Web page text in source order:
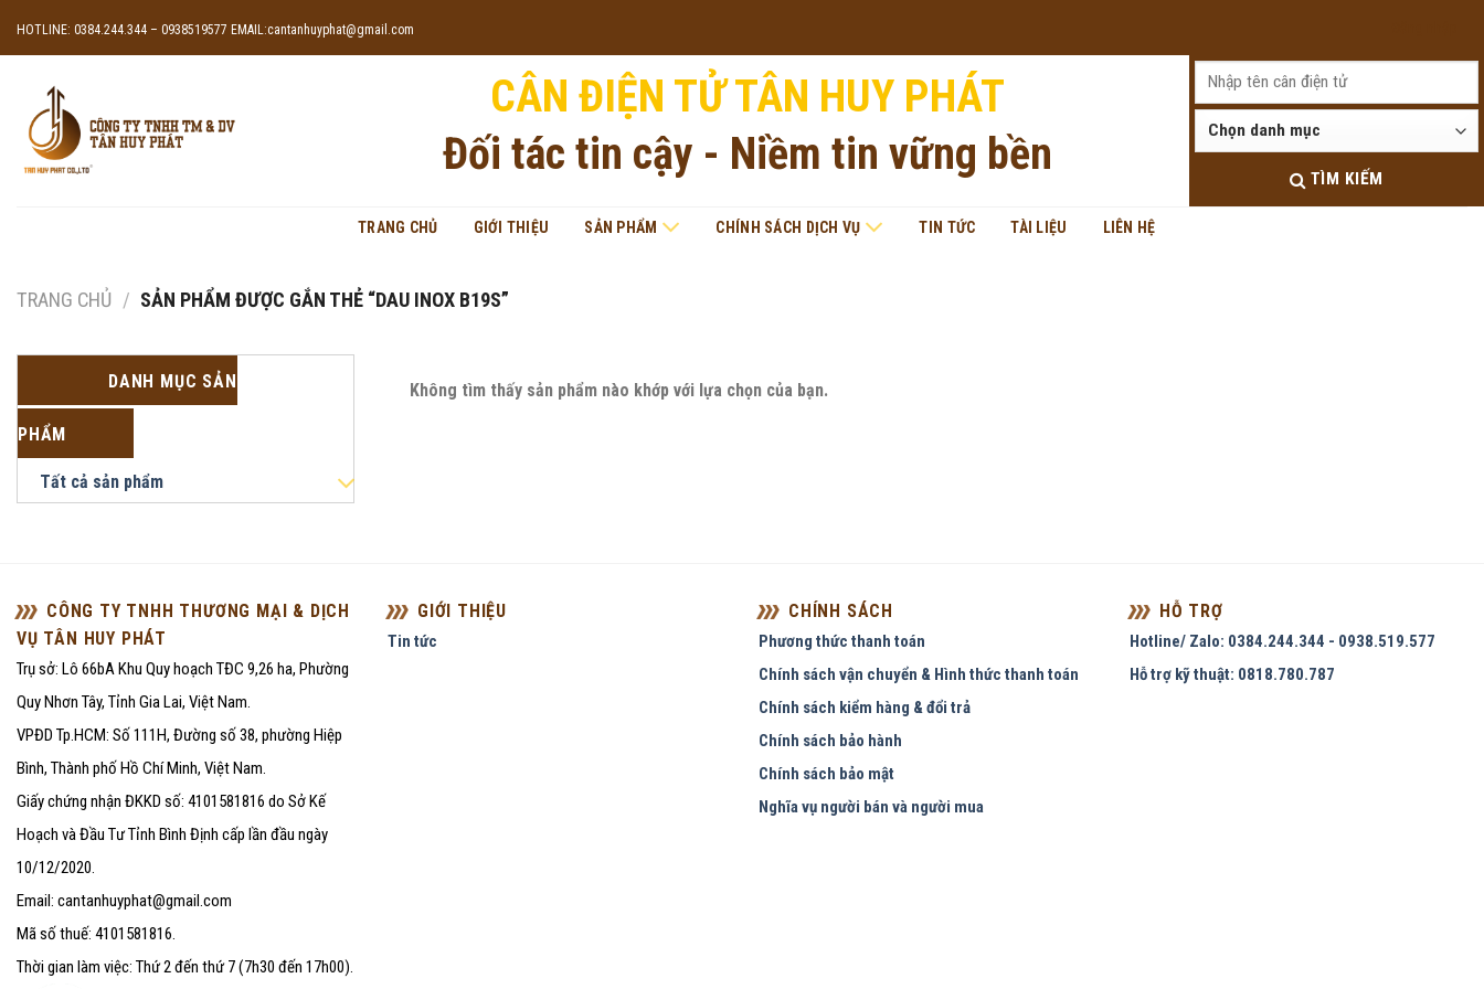
HOTLINE: 0384.244.344 – 0938519577 EMAIL:cantanhuyphat@gmail.com
CÂN ĐIỆN TỬ TÂN HUY PHÁT
Đối tác tin cậy - Niềm tin vững bền
TÌM KIẾM
TRANG CHỦ GIỚI THIỆU SẢN PHẨM CHÍNH SÁCH DỊCH VỤ TIN TỨC TÀI LIỆU LIÊN HỆ
TRANG CHỦ / SẢN PHẨM ĐƯỢC GẮN THẺ “DAU INOX B19S”
DANH MỤC SẢN
PHẨM
Tất cả sản phẩm
Không tìm thấy sản phẩm nào khớp với lựa chọn của bạn.
CÔNG TY TNHH THƯƠNG MẠI & DỊCH
VỤ TÂN HUY PHÁT
Trụ sở: Lô 66bA Khu Quy hoạch TĐC 9,26 ha, Phường
Quy Nhơn Tây, Tỉnh Gia Lai, Việt Nam.
VPĐD Tp.HCM: Số 111H, Đường số 38, phường Hiệp
Bình, Thành phố Hồ Chí Minh, Việt Nam.
Giấy chứng nhận ĐKKD số: 4101581816 do Sở Kế
Hoạch và Đầu Tư Tỉnh Bình Định cấp lần đầu ngày
10/12/2020.
Email: cantanhuyphat@gmail.com
Mã số thuế: 4101581816.
Thời gian làm việc: Thứ 2 đến thứ 7 (7h30 đến 17h00).
GIỚI THIỆU
Tin tức
CHÍNH SÁCH
Phương thức thanh toán
Chính sách vận chuyển & Hình thức thanh toán
Chính sách kiểm hàng & đổi trả
Chính sách bảo hành
Chính sách bảo mật
Nghĩa vụ người bán và người mua
HỖ TRỢ
Hotline/ Zalo: 0384.244.344 - 0938.519.577
Hỗ trợ kỹ thuật: 0818.780.787